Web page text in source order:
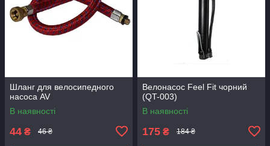
Шланг для велосипедного
насоса AV
В наявності
44 ₴ 46 ₴
Велонасос Feel Fit чорний
(QT-003)
В наявності
175 ₴ 184 ₴